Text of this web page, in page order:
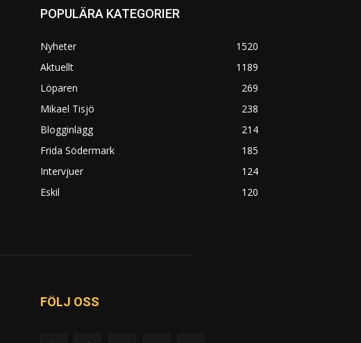
POPULÄRA KATEGORIER
Nyheter
1520
Aktuellt
1189
Löparen
269
Mikael Tisjö
238
Blogginlägg
214
Frida Södermark
185
Intervjuer
124
Eskil
120
FÖLJ OSS